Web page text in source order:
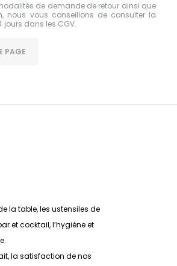
de demande de retour ainsi que
nous vous conseillons de consulter la
jours dans les CGV.
la table, les ustensiles de
et cocktail, l’hygiène et
la satisfaction de nos